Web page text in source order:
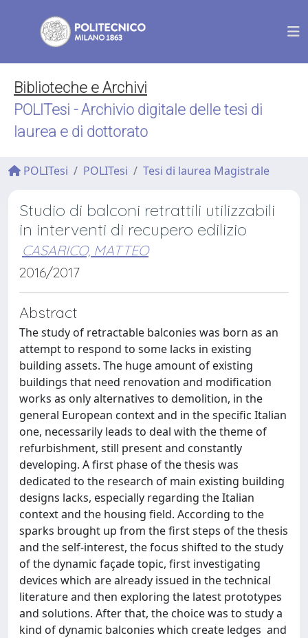
Biblioteche e Archivi
POLITesi - Archivio digitale delle tesi di
laurea e di dottorato
POLITesi POLITesi Tesi di laurea Magistrale
Studio di balconi retrattili utilizzabili
in interventi di recupero edilizio
CASARICO, MATTEO
2016/2017
Abstract
The study of retractable balconies was born as an
attempt to respond to some lacks in existing
building assets. The huge amount of existing
buildings that need renovation and modification
works as only alternatives to demolition, in the
general European context and in the specific Italian
one, necessarily leads to deal with the theme of
refurbishment, still present and constantly
developing. A first phase of the thesis was
dedicated to the research of main existing building
designs lacks, especially regarding the Italian
context and the housing field. According to the
sparks brought up from the first steps of the thesis
and the self-interest, the focus shifted to the study
of the dynamic façade topic, first investigating
devices which are already issued in the technical
literature and then exploring the latest prototypes
and solutions. After that, the choice was to study a
kind of dynamic balconies which create ledges and